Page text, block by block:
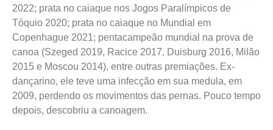
caiaque no Campeonato Mundial em Halifax (Canadá)
2022; prata no caiaque nos Jogos Paralímpicos de
Tóquio 2020; prata no caiaque no Mundial em
Copenhague 2021; pentacampeão mundial na prova de
canoa (Szeged 2019, Racice 2017, Duisburg 2016, Milão
2015 e Moscou 2014), entre outras premiações. Ex-
dançarino, ele teve uma infecção em sua medula, em
2009, perdendo os movimentos das pernas. Pouco tempo